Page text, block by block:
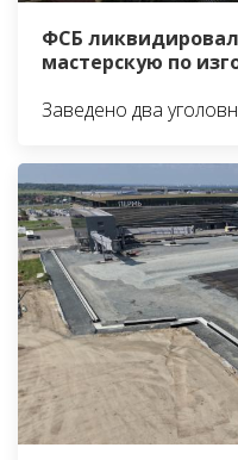
ФСБ
мастерскую по
Заведено два